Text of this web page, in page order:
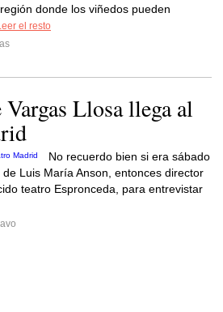
donde los viñedos pueden
el resto
Llosa llega al
No recuerdo bien si era sábado
Luis María Anson, entonces director
teatro Espronceda, para entrevistar